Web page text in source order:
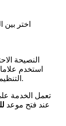
اختر بين
النصيحة
استخدم
خلال ذروة الطلبات.
عند فتح موعد